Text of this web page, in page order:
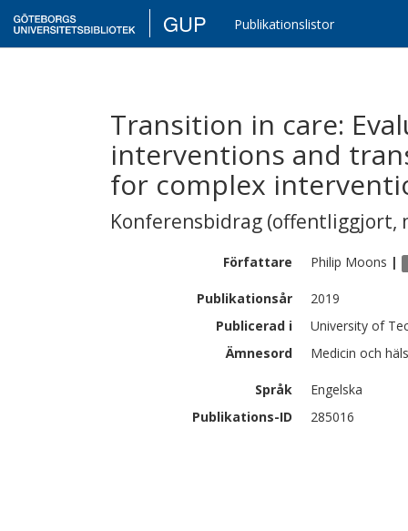
GUP Publikationslistor
Transition in care:
interventions and
for complex
Konferensbidrag (offentliggjort,
Författare Philip Moons |
Publikationsår
2019
Publicerad i
University of
Ämnesord
Medicin och
Språk
Engelska
Publikations-ID
285016